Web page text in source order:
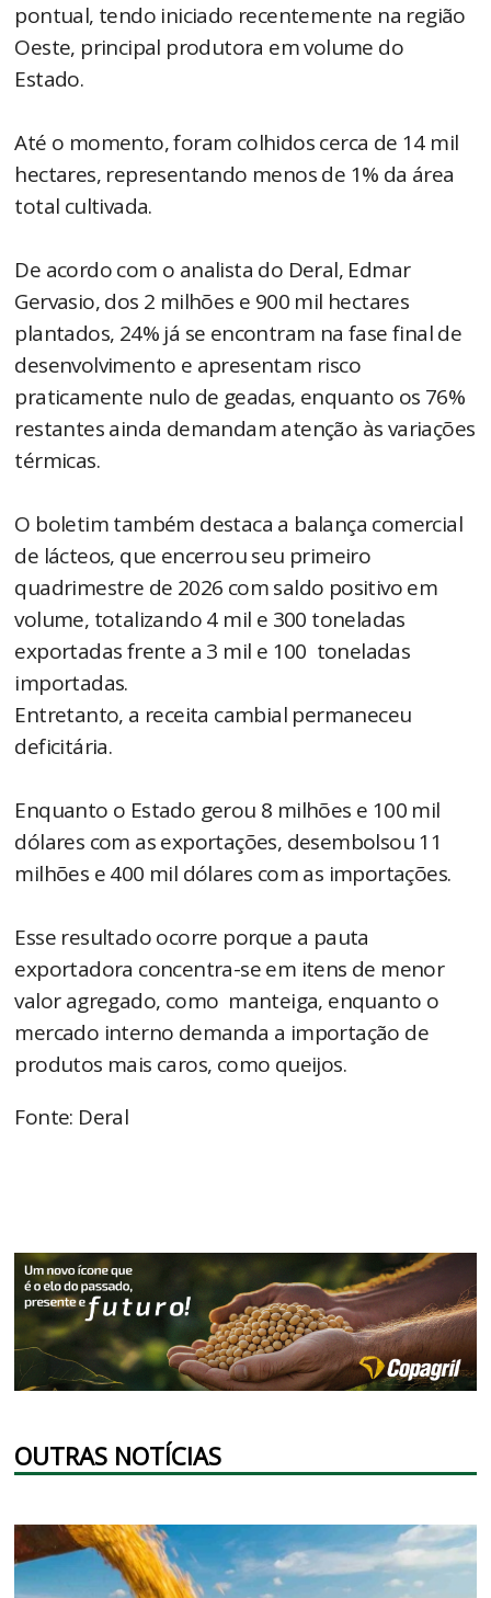
pontual, tendo iniciado recentemente na região
Oeste, principal produtora em volume do
Estado.
Até o momento, foram colhidos cerca de 14 mil
hectares, representando menos de 1% da área
total cultivada.
De acordo com o analista do Deral, Edmar
Gervasio, dos 2 milhões e 900 mil hectares
plantados, 24% já se encontram na fase final de
desenvolvimento e apresentam risco
praticamente nulo de geadas, enquanto os 76%
restantes ainda demandam atenção às variações
térmicas.
O boletim também destaca a balança comercial
de lácteos, que encerrou seu primeiro
quadrimestre de 2026 com saldo positivo em
volume, totalizando 4 mil e 300 toneladas
exportadas frente a 3 mil e 100 toneladas
importadas.
Entretanto, a receita cambial permaneceu
deficitária.
Enquanto o Estado gerou 8 milhões e 100 mil
dólares com as exportações, desembolsou 11
milhões e 400 mil dólares com as importações.
Esse resultado ocorre porque a pauta
exportadora concentra-se em itens de menor
valor agregado, como manteiga, enquanto o
mercado interno demanda a importação de
produtos mais caros, como queijos.
Fonte: Deral
OUTRAS NOTÍCIAS